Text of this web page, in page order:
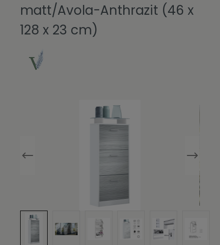
matt/Avola-Anthrazit (46 x
128 x 23 cm)
Bildergalerie überspringen